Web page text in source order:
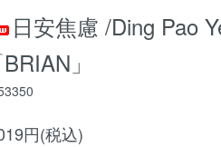
日安焦慮 /Ding Pao
BRIAN」
円(税込)